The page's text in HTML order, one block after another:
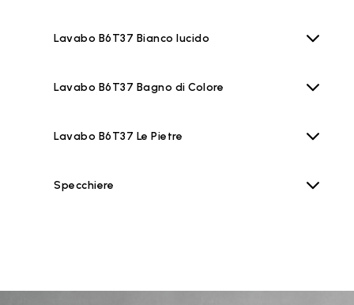
Lavabo B6T37 Bianco lucido
Lavabo B6T37 Bagno di Colore
Lavabo B6T37 Le Pietre
Specchiere